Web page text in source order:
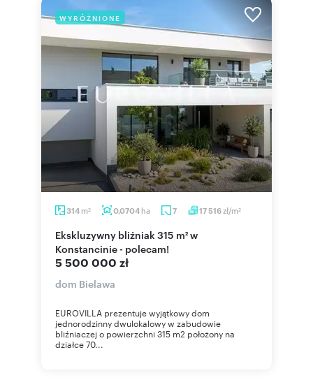
WYRÓŻNIONE
314 m2 0,0704 ha 7 17 516zł/m2
Ekskluzywny bliźniak 315 m² w
Konstancinie - polecam!
5 500 000 zł
dom Bielawa
EUROVILLA prezentuje wyjątkowy dom
jednorodzinny dwulokalowy w zabudowie
bliźniaczej o powierzchni 315 m2 położony na
działce 70...